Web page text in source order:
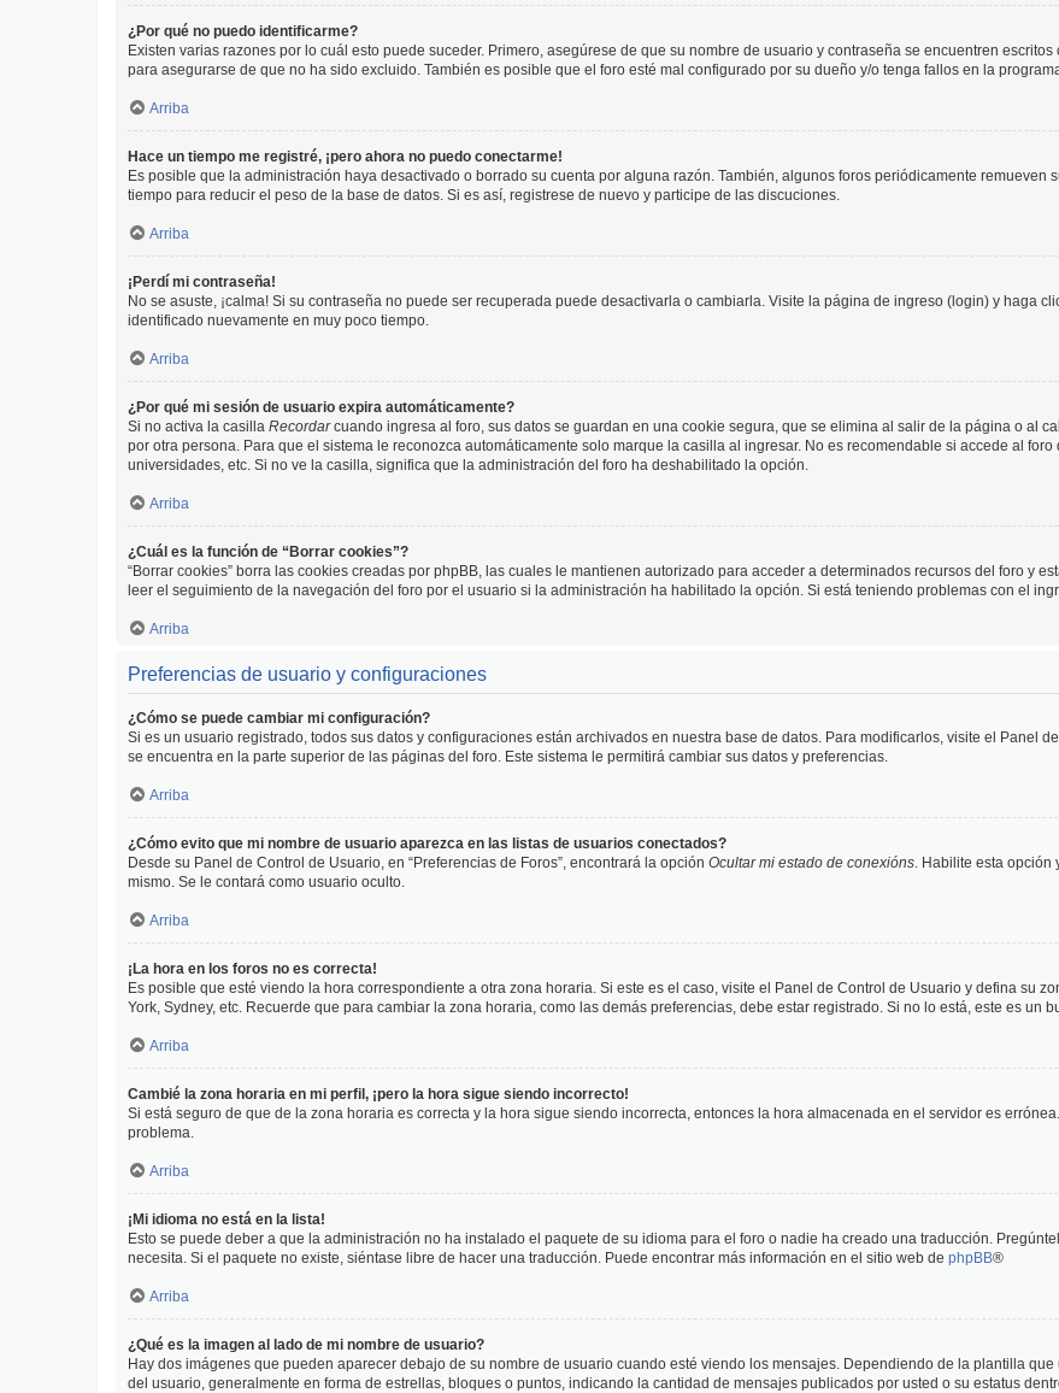
¿Por qué no puedo identificarme?
Existen varias razones por lo cuál esto puede suceder. Primero, asegúrese de que su nombre de usuario y contraseña se encuentren
para asegurarse de que no ha sido excluido. También es posible que el foro esté mal configurado por su dueño y/o tenga fallos en la
Arriba
Hace un tiempo me registré, ¡pero ahora no puedo conectarme!
Es posible que la administración haya desactivado o borrado su cuenta por alguna razón. También, algunos foros periódicamente
tiempo para reducir el peso de la base de datos. Si es así, registrese de nuevo y participe de las discuciones.
Arriba
¡Perdí mi contraseña!
No se asuste, ¡calma! Si su contraseña no puede ser recuperada puede desactivarla o cambiarla. Visite la página de ingreso (login) y haga
identificado nuevamente en muy poco tiempo.
Arriba
¿Por qué mi sesión de usuario expira automáticamente?
Si no activa la casilla Recordarcuando ingresa al foro, sus datos se guardan en una cookie segura, que se elimina al salir de la página o al
por otra persona. Para que el sistema le reconozca automáticamente solo marque la casilla al ingresar. No es recomendable si accede al
universidades, etc. Si no ve la casilla, significa que la administración del foro ha deshabilitado la opción.
Arriba
¿Cuál es la función de “Borrar cookies”?
“Borrar cookies” borra las cookies creadas por phpBB, las cuales le mantienen autorizado para acceder a determinados recursos del foro y
leer el seguimiento de la navegación del foro por el usuario si la administración ha habilitado la opción. Si está teniendo problemas con el
Arriba
Preferencias de usuario y configuraciones
¿Cómo se puede cambiar mi configuración?
Si es un usuario registrado, todos sus datos y configuraciones están archivados en nuestra base de datos. Para modificarlos, visite el Panel
se encuentra en la parte superior de las páginas del foro. Este sistema le permitirá cambiar sus datos y preferencias.
Arriba
¿Cómo evito que mi nombre de usuario aparezca en las listas de usuarios conectados?
Desde su Panel de Control de Usuario, en “Preferencias de Foros”, encontrará la opción Ocultar mi estado de conexións. Habilite esta opción
mismo. Se le contará como usuario oculto.
Arriba
¡La hora en los foros no es correcta!
Es posible que esté viendo la hora correspondiente a otra zona horaria. Si este es el caso, visite el Panel de Control de Usuario y defina su
York, Sydney, etc. Recuerde que para cambiar la zona horaria, como las demás preferencias, debe estar registrado. Si no lo está, este es un
Arriba
Cambié la zona horaria en mi perfil, ¡pero la hora sigue siendo incorrecto!
Si está seguro de que de la zona horaria es correcta y la hora sigue siendo incorrecta, entonces la hora almacenada en el servidor es
problema.
Arriba
¡Mi idioma no está en la lista!
Esto se puede deber a que la administración no ha instalado el paquete de su idioma para el foro o nadie ha creado una traducción.
necesita. Si el paquete no existe, siéntase libre de hacer una traducción. Puede encontrar más información en el sitio web de phpBB®
Arriba
¿Qué es la imagen al lado de mi nombre de usuario?
Hay dos imágenes que pueden aparecer debajo de su nombre de usuario cuando esté viendo los mensajes. Dependiendo de la plantilla
del usuario, generalmente en forma de estrellas, bloques o puntos, indicando la cantidad de mensajes publicados por usted o su estatus